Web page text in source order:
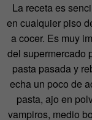
La receta es
en cualquier piso
a cocer. Es muy
del supermercado
pasta pasada y
echa un poco de
pasta, ajo en
vampiros, medio